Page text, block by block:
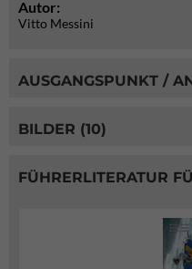
Autor:
Vitto Messini
AUSGANGSPUNKT /
BILDER (10)
FÜHRERLITERATUR